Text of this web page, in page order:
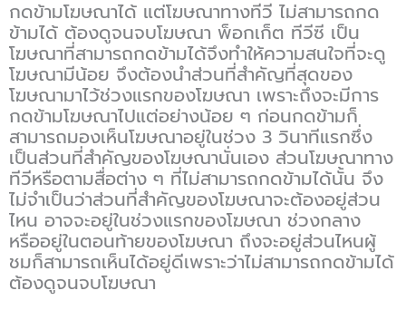
กดข้ามโฆษณาได้ แต่โฆษณาทางทีวี ไม่สามารถกด
ข้ามได้ ต้องดูจนจบโฆษณา พ็อกเก็ต ทีวีซี เป็น
โฆษณาที่สามารถกดข้ามได้จึงทำให้ความสนใจที่จะดู
โฆษณามีน้อย จึงต้องนำส่วนที่สำคัญที่สุดของ
โฆษณามาไว้ช่วงแรกของโฆษณา เพราะถึงจะมีการ
กดข้ามโฆษณาไปแต่อย่างน้อย ๆ ก่อนกดข้ามก็
สามารถมองเห็นโฆษณาอยู่ในช่วง 3 วินาทีแรกซึ่ง
เป็นส่วนที่สำคัญของโฆษณานั่นเอง ส่วนโฆษณาทาง
ทีวีหรือตามสื่อต่าง ๆ ที่ไม่สามารถกดข้ามได้นั้น จึง
ไม่จำเป็นว่าส่วนที่สำคัญของโฆษณาจะต้องอยู่ส่วน
ไหน อาจจะอยู่ในช่วงแรกของโฆษณา ช่วงกลาง
หรืออยู่ในตอนท้ายของโฆษณา ถึงจะอยู่ส่วนไหนผู้
ชมก็สามารถเห็นได้อยู่ดีเพราะว่าไม่สามารถกดข้ามได้
ต้องดูจนจบโฆษณา